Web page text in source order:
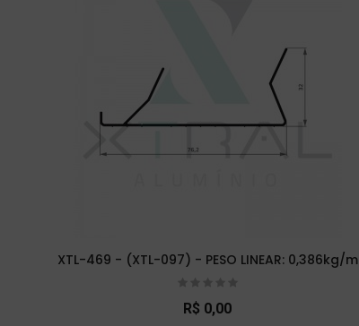
XTL-469 - (XTL-097) - PESO LINEAR: 0,386kg/m
R$ 0,00